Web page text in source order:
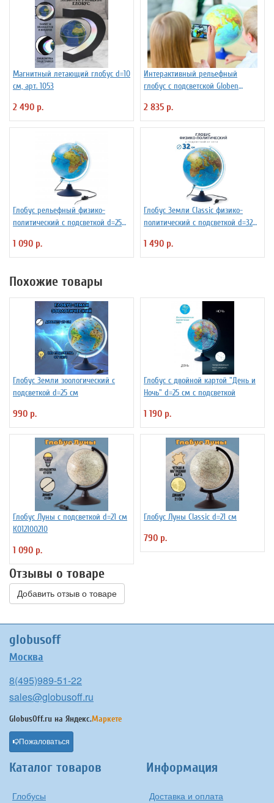
Магнитный летающий глобус d=10
см, арт. 1053
2 490 р.
Интерактивный рельефный
глобус с подсветской Globen
2 835 р.
Глобус рельефный физико-
политический с подсветкой d=25
1 090 р.
Глобус Земли Classic физико-
политический с подсветкой d=32
1 490 р.
Похожие товары
Глобус Земли зоологический с
подсветкой d=25 см
990 р.
Глобус с двойной картой "День и
Ночь" d=25 см с подсветкой
1 190 р.
Глобус Луны с подсветкой d=21 см
К012100210
1 090 р.
Глобус Луны Classic d=21 см
790 р.
Отзывы о товаре
Добавить отзыв о товаре
globusoff
Москва
8(495)989-51-22
sales@globusoff.ru
GlobusOff.ru на Яндекс.Маркете
Пожаловаться
Каталог товаров
Глобусы
Информация
Доставка и оплата